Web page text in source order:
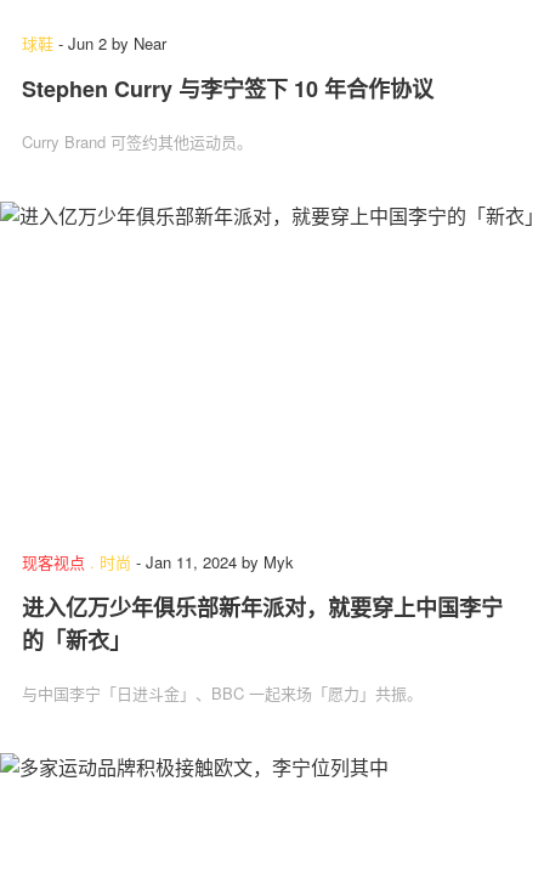
球鞋 - Jun 2 by Near
Stephen Curry 与李宁签下 10 年合作协议
Curry Brand 可签约其他运动员。
现客视点 . 时尚 - Jan 11, 2024 by Myk
进入亿万少年俱乐部新年派对，就要穿上中国李宁
的「新衣」
与中国李宁「日进斗金」、BBC 一起来场「愿力」共振。